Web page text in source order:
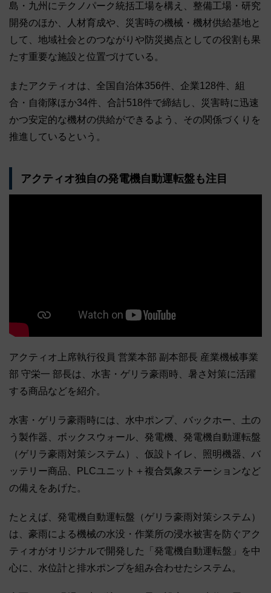
島・九州にテクノパーク統括工場を構え、整備工場・研究
開発のほか、人材育成や、災害時の機械・機材供給基地と
して、地域社会とのつながりや防災拠点としての役割も果
たす重要な施設と位置づけている。
またアクティオは、全国自治体356件、企業128件、組
合・自衛隊ほか34件、合計518件で締結し、災害時に迅速
かつ安定的な機材の供給ができるよう、その関係づくりを
推進しているという。
アクティオ独自の発電機自動運転盤も注目
アクティオ上席執行役員 営業本部 副本部長 産業機械事業
部 守栄一 部長は、水害・ゲリラ豪雨時、暑さ対策に活躍
する商品などを紹介。
水害・ゲリラ豪雨時には、水中ポンプ、バックホー、土の
う製作器、ボックスウォール、発電機、発電機自動運転盤
（ゲリラ豪雨対策システム）、仮設トイレ、照明機器、バ
ッテリー商品、PLCユニット＋複合気象ステーションなど
の備えをあげた。
たとえば、発電機自動運転盤（ゲリラ豪雨対策システム）
は、豪雨による機械の水没・作業所の浸水被害を防ぐアク
ティオがオリジナルで開発した「発電機自動運転盤」を中
心に、水位計と排水ポンプを組み合わせたシステム。